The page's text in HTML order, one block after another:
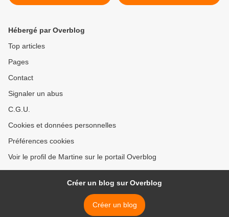
Hébergé par Overblog
Top articles
Pages
Contact
Signaler un abus
C.G.U.
Cookies et données personnelles
Préférences cookies
Voir le profil de Martine sur le portail Overblog
Créer un blog sur Overblog
Créer un blog